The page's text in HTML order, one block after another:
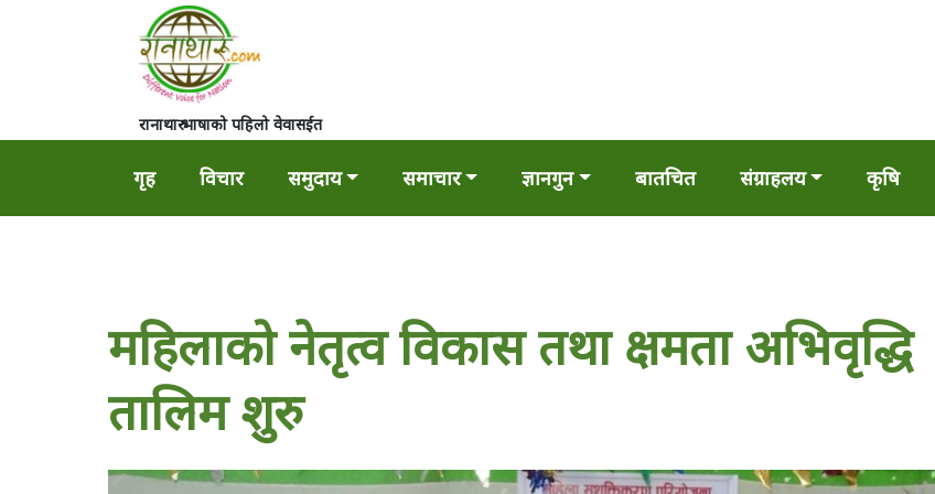
रानाथारु भाषाको पहिलो वेवासईत
गृह विचार समुदाय समाचार ज्ञानगुन बातचित संग्राहलय कृषि
महिलाको नेतृत्व विकास तथा क्षमता अभिवृद्धि
तालिम शुरु